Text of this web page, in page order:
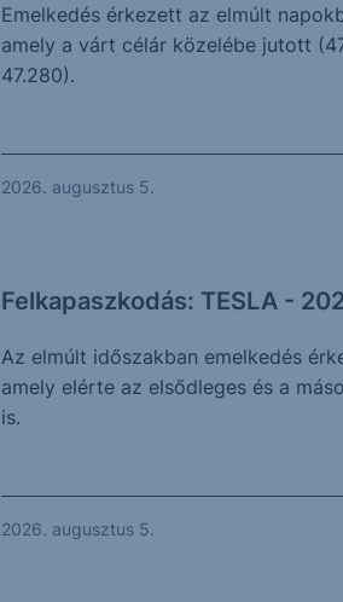
Emelkedés érkezett az elmúlt
amely a várt célár közelébe jutott
47.280).
2026. augusztus 5.
Felkapaszkodás: TESLA -
Az elmúlt időszakban emelkedés
amely elérte az elsődleges és a
is.
2026. augusztus 5.